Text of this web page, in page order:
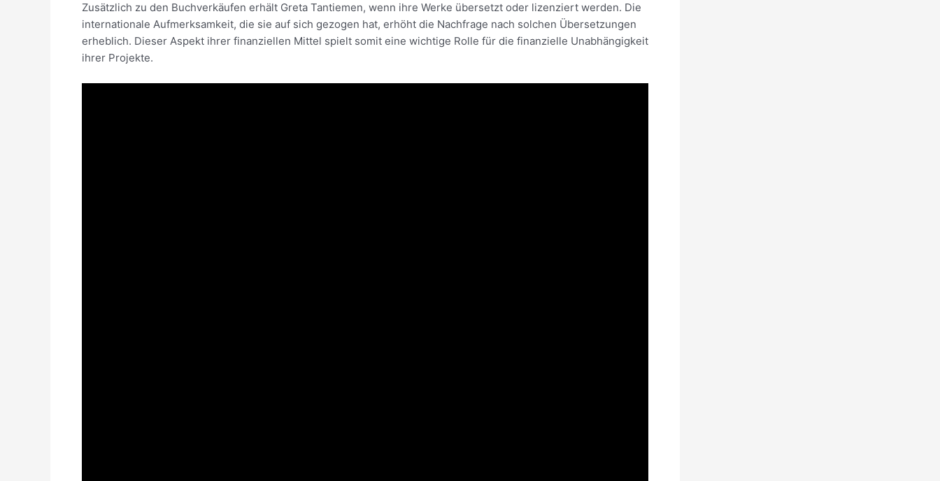
Zusätzlich zu den Buchverkäufen erhält Greta Tantiemen, wenn ihre Werke übersetzt oder lizenziert werden. Die
internationale Aufmerksamkeit, die sie auf sich gezogen hat, erhöht die Nachfrage nach solchen Übersetzungen
erheblich. Dieser Aspekt ihrer finanziellen Mittel spielt somit eine wichtige Rolle für die finanzielle Unabhängigkeit
ihrer Projekte.